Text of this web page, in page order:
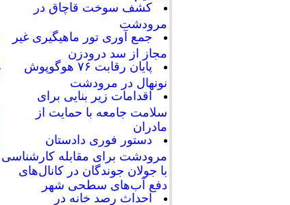
کشف سوخت قاچاق در
مرودشت
جمع آوری تور ماهیگیری غیر
مجاز از سد درودزن
پایان رقابت‌ ۷۶ هوگوپوش
نونهال در مرودشت
اقدامات زیر بنایی برای
سلامت جامعه با حمایت از
مادران
دستور فوری دادستان
مرودشت برای مقابله کارشناسی
با جولان جوندگان در کانال‌های
دفع آب‌های سطحی شهر
احداث رصد خانه در